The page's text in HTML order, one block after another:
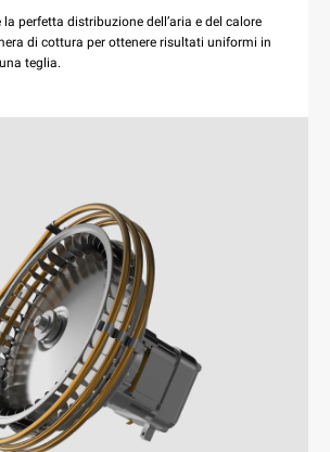
perfetta distribuzione dell’aria e del calore
di cottura per ottenere risultati uniformi in
teglia.